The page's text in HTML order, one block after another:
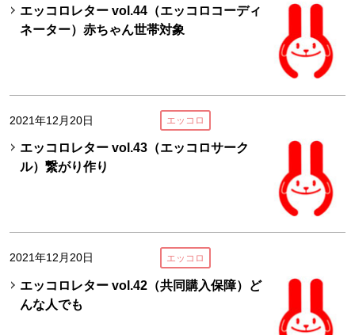
エッコロレター vol.44（エッコロコーディ
ネーター）赤ちゃん世帯対象
2021年12月20日 エッコロ
エッコロレター vol.43（エッコロサーク
ル）繋がり作り
2021年12月20日 エッコロ
エッコロレター vol.42（共同購入保障）ど
んな人でも